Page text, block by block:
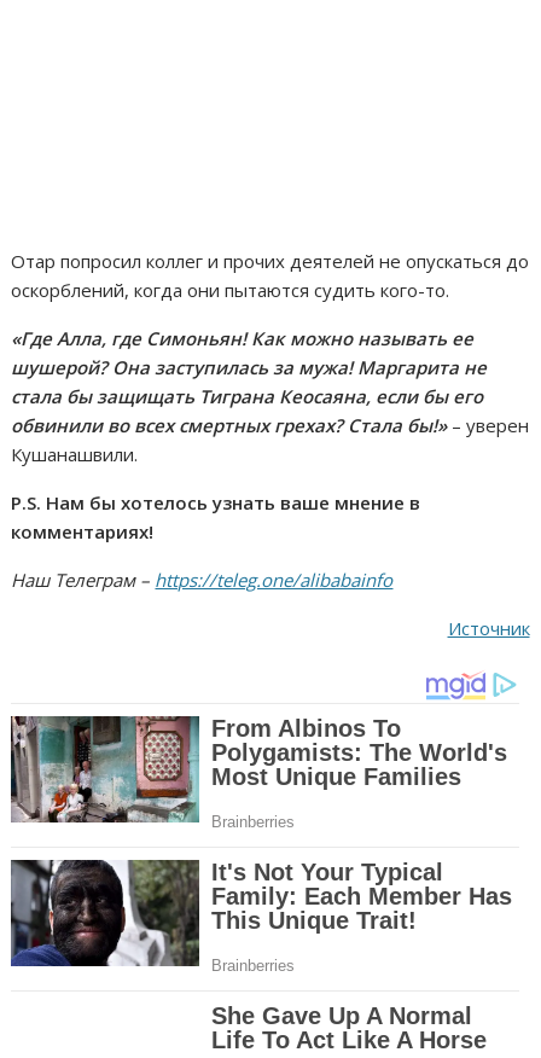
Отар попросил коллег и прочих деятелей не опускаться до
оскорблений, когда они пытаются судить кого-то.
«Где Алла, где Симоньян! Как можно называть ее
шушерой? Она заступилась за мужа! Маргарита не
стала бы защищать Тиграна Кеосаяна, если бы его
обвинили во всех смертных грехах? Стала бы!»– уверен
Кушанашвили.
P.S. Нам бы хотелось узнать ваше мнение в
комментариях!
Наш Телеграм – https://teleg.one/alibabainfo
Источник